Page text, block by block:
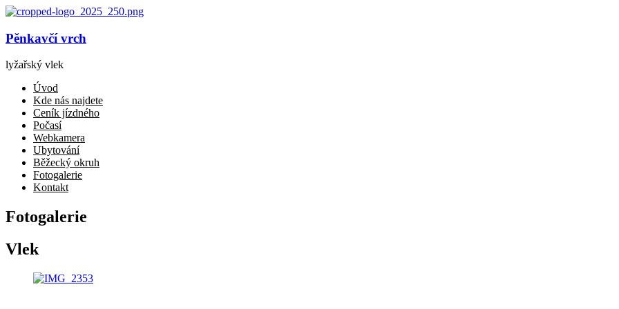
Pěnkavčí vrch
lyžařský vlek
Úvod
Kde nás najdete
Ceník jízdného
Počasí
Webkamera
Ubytování
Běžecký okruh
Fotogalerie
Kontakt
Fotogalerie
Vlek